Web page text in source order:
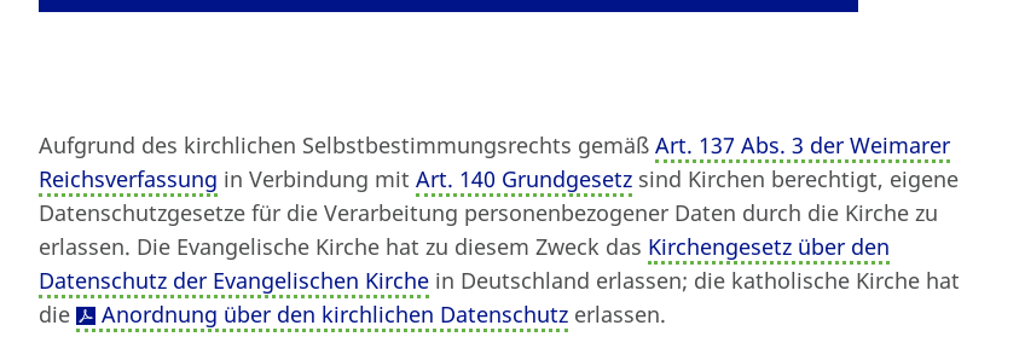
Vonfgenthner am 11. November 19 Beitrag drucken
Aufgrund des kirchlichen Selbstbestimmungsrechts gemäß Art. 137 Abs. 3 der Weimarer
Reichsverfassung in Verbindung mit Art. 140 Grundgesetz sind Kirchen berechtigt, eigene
Datenschutzgesetze für die Verarbeitung personenbezogener Daten durch die Kirche zu
erlassen. Die Evangelische Kirche hat zu diesem Zweck das Kirchengesetz über den
Datenschutz der Evangelischen Kirche in Deutschland erlassen; die katholische Kirche hat
die
Anordnung über den kirchlichen Datenschutz erlassen.